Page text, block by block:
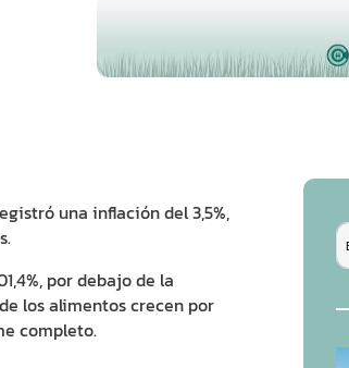
una inflación del 3,5%,
por debajo de la
los alimentos crecen por
completo.